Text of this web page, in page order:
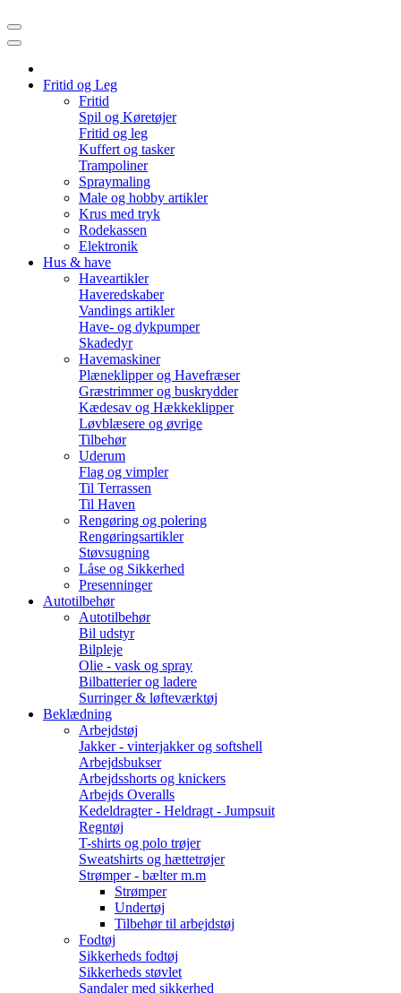
Fritid og Leg
Fritid
Spil og Køretøjer
Fritid og leg
Kuffert og tasker
Trampoliner
Spraymaling
Male og hobby artikler
Krus med tryk
Rodekassen
Elektronik
Hus & have
Haveartikler
Haveredskaber
Vandings artikler
Have- og dykpumper
Skadedyr
Havemaskiner
Plæneklipper og Havefræser
Græstrimmer og buskrydder
Kædesav og Hækkeklipper
Løvblæsere og øvrige
Tilbehør
Uderum
Flag og vimpler
Til Terrassen
Til Haven
Rengøring og polering
Rengøringsartikler
Støvsugning
Låse og Sikkerhed
Presenninger
Autotilbehør
Autotilbehør
Bil udstyr
Bilpleje
Olie - vask og spray
Bilbatterier og ladere
Surringer & løfteværktøj
Beklædning
Arbejdstøj
Jakker - vinterjakker og softshell
Arbejdsbukser
Arbejdsshorts og knickers
Arbejds Overalls
Kedeldragter - Heldragt - Jumpsuit
Regntøj
T-shirts og polo trøjer
Sweatshirts og hættetrøjer
Strømper - bælter m.m
Strømper
Undertøj
Tilbehør til arbejdstøj
Fodtøj
Sikkerheds fodtøj
Sikkerheds støvlet
Sandaler med sikkerhed